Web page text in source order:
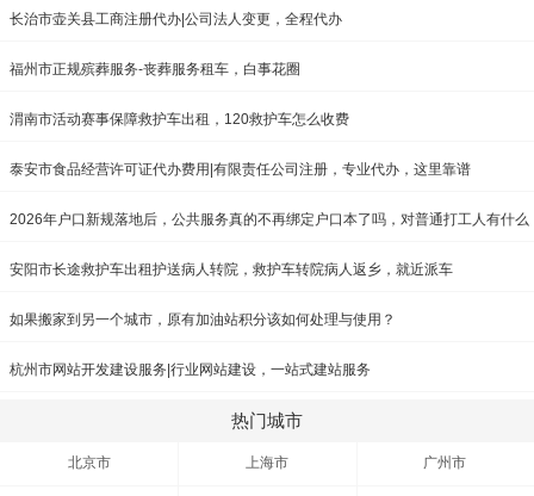
长治市壶关县工商注册代办|公司法人变更，全程代办
福州市正规殡葬服务-丧葬服务租车，白事花圈
渭南市活动赛事保障救护车出租，120救护车怎么收费
泰安市食品经营许可证代办费用|有限责任公司注册，专业代办，这里靠谱
2026年户口新规落地后，公共服务真的不再绑定户口本了吗，对普通打工人有什么
影响？
安阳市长途救护车出租护送病人转院，救护车转院病人返乡，就近派车
如果搬家到另一个城市，原有加油站积分该如何处理与使用？
杭州市网站开发建设服务|行业网站建设，一站式建站服务
热门城市
北京市 上海市 广州市